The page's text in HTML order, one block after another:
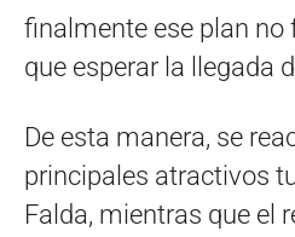
finalmente ese plan no
que esperar la llegada
De esta manera, se
principales atractivos
Falda, mientras que el